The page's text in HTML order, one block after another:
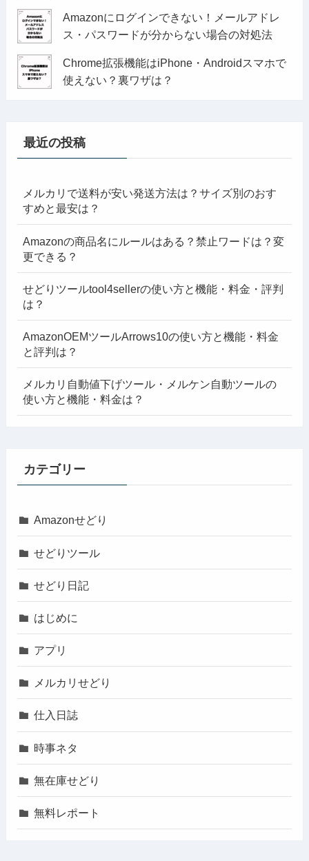
Amazonにログインできない！メールアドレ
ス・パスワードが分からない場合の対処法
Chrome拡張機能はiPhone・Androidスマホで
使えない？裏ワザは？
最近の投稿
メルカリで送料が安い発送方法は？サイズ別のおす
すめと最安は？
Amazonの商品名にルールはある？禁止ワードは？変
更できる？
せどりツールtool4sellerの使い方と機能・料金・評判
は？
AmazonOEMツールArrows10の使い方と機能・料金
と評判は？
メルカリ自動値下げツール・メルケン自動ツールの
使い方と機能・料金は？
カテゴリー
Amazonせどり
せどりツール
せどり日記
はじめに
アプリ
メルカリせどり
仕入日誌
時事ネタ
無在庫せどり
無料レポート